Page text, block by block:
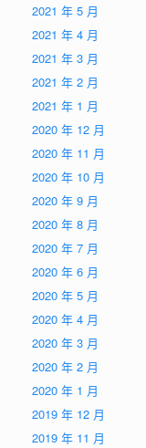
2021 年 5 月
2021 年 4 月
2021 年 3 月
2021 年 2 月
2021 年 1 月
2020 年 12 月
2020 年 11 月
2020 年 10 月
2020 年 9 月
2020 年 8 月
2020 年 7 月
2020 年 6 月
2020 年 5 月
2020 年 4 月
2020 年 3 月
2020 年 2 月
2020 年 1 月
2019 年 12 月
2019 年 11 月